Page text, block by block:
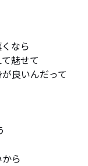
なら
魅せて
良いんだって
ら